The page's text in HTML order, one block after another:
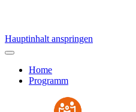
Hauptinhalt anspringen
Home
Programm